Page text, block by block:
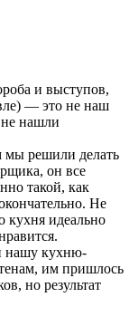
и выступов,
— это не наш
нашли
мы решили делать
он все
такой, как
Не
кухня идеально
нашу кухню-
им пришлось
но результат